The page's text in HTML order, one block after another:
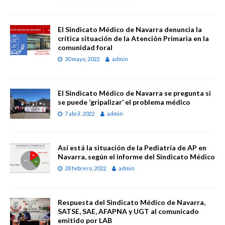
El Sindicato Médico de Navarra denuncia la
crítica situación de la Atención Primaria en la
comunidad foral
30 mayo, 2022 admin
El Sindicato Médico de Navarra se pregunta si
se puede ‘gripalizar’ el problema médico
7 abril, 2022 admin
Así está la situación de la Pediatría de AP en
Navarra, según el informe del Sindicato Médico
28 febrero, 2022 admin
Respuesta del Sindicato Médico de Navarra,
SATSE, SAE, AFAPNA y UGT al comunicado
emitido por LAB